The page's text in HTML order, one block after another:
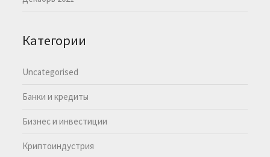
Категории
Uncategorised
Банки и кредиты
Бизнес и инвестиции
Криптоиндустрия